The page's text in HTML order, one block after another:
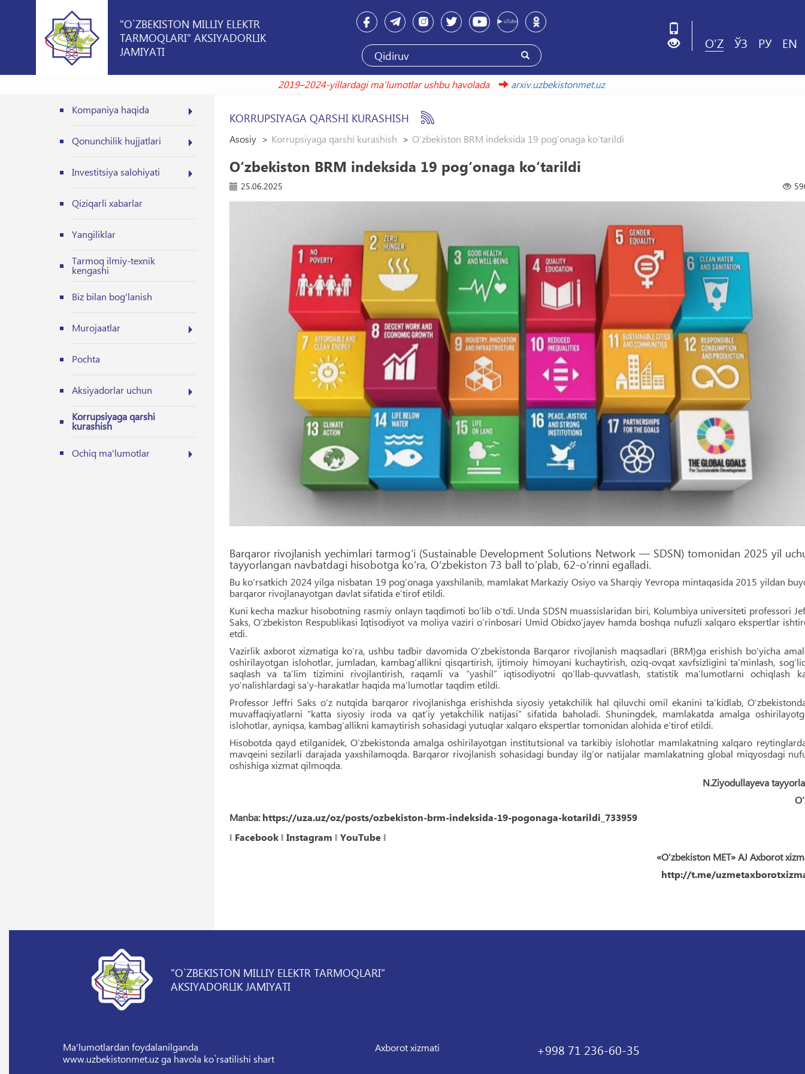
"O`ZBEKISTON MILLIY ELEKTR
TARMOQLARI" AKSIYADORLIK
JAMIYATI
O'Z ЎЗ РУ EN
2019–2024-yillardagi maʼlumotlar ushbu havolada
arxiv.uzbekistonmet.uz
Kompaniya haqida
Qonunchilik hujjatlari
Investitsiya salohiyati
Qiziqarli xabarlar
Yangiliklar
Tarmoq ilmiy-texnik
kengashi
Biz bilan bog'lanish
Murojaatlar
Pochta
Aksiyadorlar uchun
Korrupsiyaga qarshi
kurashish
Ochiq ma'lumotlar
KORRUPSIYAGA QARSHI KURASHISH
Asosiy Korrupsiyaga qarshi kurashish O‘zbekiston BRM indeksida 19 pog‘onaga ko‘tarildi
O‘zbekiston BRM indeksida 19 pog‘onaga ko‘tarildi
25.06.2025
Barqaror rivojlanish yechimlari tarmog‘i (Sustainable Development Solutions Network — SDSN) tomonidan 2025 yil
tayyorlangan navbatdagi hisobotga ko‘ra, O‘zbekiston 73 ball to‘plab, 62-o‘rinni egalladi.
Bu ko‘rsatkich 2024 yilga nisbatan 19 pog‘onaga yaxshilanib, mamlakat Markaziy Osiyo va Sharqiy Yevropa mintaqasida 2015 yildan
barqaror rivojlanayotgan davlat sifatida e’tirof etildi.
Kuni kecha mazkur hisobotning rasmiy onlayn taqdimoti bo‘lib o‘tdi. Unda SDSN muassislaridan biri, Kolumbiya universiteti professori
Saks, O‘zbekiston Respublikasi Iqtisodiyot va moliya vaziri o‘rinbosari Umid Obidxo‘jayev hamda boshqa nufuzli xalqaro ekspertlar
etdi.
Vazirlik axborot xizmatiga ko‘ra, ushbu tadbir davomida O‘zbekistonda Barqaror rivojlanish maqsadlari (BRM)ga erishish bo‘yicha
oshirilayotgan islohotlar, jumladan, kambag‘allikni qisqartirish, ijtimoiy himoyani kuchaytirish, oziq-ovqat xavfsizligini ta’minlash,
saqlash va ta’lim tizimini rivojlantirish, raqamli va “yashil” iqtisodiyotni qo‘llab-quvvatlash, statistik ma’lumotlarni ochiqlash
yo‘nalishlardagi sa’y-harakatlar haqida ma’lumotlar taqdim etildi.
Professor Jeffri Saks o‘z nutqida barqaror rivojlanishga erishishda siyosiy yetakchilik hal qiluvchi omil ekanini ta’kidlab,
muvaffaqiyatlarni “katta siyosiy iroda va qat’iy yetakchilik natijasi” sifatida baholadi. Shuningdek, mamlakatda amalga
islohotlar, ayniqsa, kambag‘allikni kamaytirish sohasidagi yutuqlar xalqaro ekspertlar tomonidan alohida e’tirof etildi.
Hisobotda qayd etilganidek, O‘zbekistonda amalga oshirilayotgan institutsional va tarkibiy islohotlar mamlakatning xalqaro
mavqeini sezilarli darajada yaxshilamoqda. Barqaror rivojlanish sohasidagi bunday ilg‘or natijalar mamlakatning global miqyosdagi
oshishiga xizmat qilmoqda.
N.Ziyodullayeva
Manba:https://uza.uz/oz/posts/ozbekiston-brm-indeksida-19-pogonaga-kotarildi_733959
‖ Facebook‖ Instagram ‖ YouTube‖
«O‘zbekiston MET» AJ Axborot
http://t.me/
"O`ZBEKISTON MILLIY ELEKTR TARMOQLARI"
AKSIYADORLIK JAMIYATI
Ma'lumotlardan foydalanilganda
www.uzbekistonmet.uz ga havola ko`rsatilishi shart
Axborot xizmati +998 71 236-60-35